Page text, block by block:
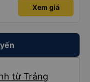
Xem giá
từ Trảng